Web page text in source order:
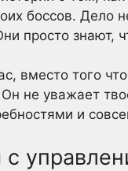
боссов. Дело
просто знают,
вместо того
не уважает
и